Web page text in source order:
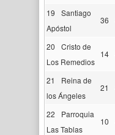
19
Santiago
Apóstol
36
20
Cristo de
Los Remedios
14
21
Reina de
los Ángeles
21
22
Parroquia
Las Tablas
10